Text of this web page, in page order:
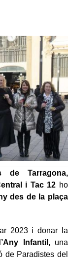
de Tarragona,
i Tac 12 ho
des de la plaça
2023 i donar la
Infantil,una
de Paradistes del